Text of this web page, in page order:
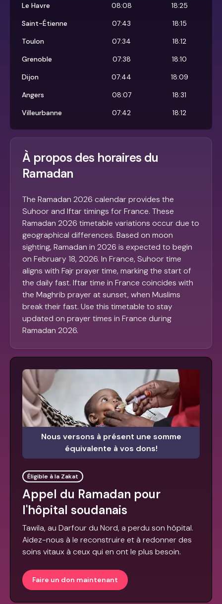
Le Havre
08:08
18:25
Saint-Étienne
07:43
18:15
Toulon
07:34
18:12
Grenoble
07:38
18:10
Dijon
07:44
18:09
Angers
08:07
18:31
Villeurbanne
07:42 18:12
À propos des horaires du
Ramadan
The Ramadan 2026 calendar provides the
Suhoor and Iftar timings for France. These
Ramadan 2026 timetable variations occur due to
geographical differences. Based on moon
sighting, Ramadan in 2026 is expected to begin
on February 18, 2026. In France, Suhoor time
aligns with Fajr prayer time, marking the start of
the daily fast. Iftar time in France coincides with
the Maghrib prayer at sunset, when Muslims
break their fast. Use this timetable to stay
updated on prayer times in France during
Ramadan 2026.
Nous versons à présent une somme
équivalente à vos dons!
Éligible à la Zakat
Appel du Ramadan pour
l'hôpital soudanais
Tawila, au Darfour du Nord, a perdu son hôpital.
Aidez-nous à le reconstruire et à redonner des
soins vitaux à ceux qui en ont le plus besoin.
Faire un don maintenant